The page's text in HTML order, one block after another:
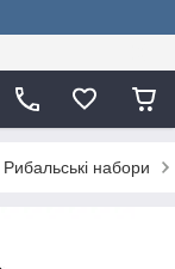
Рибальські набори